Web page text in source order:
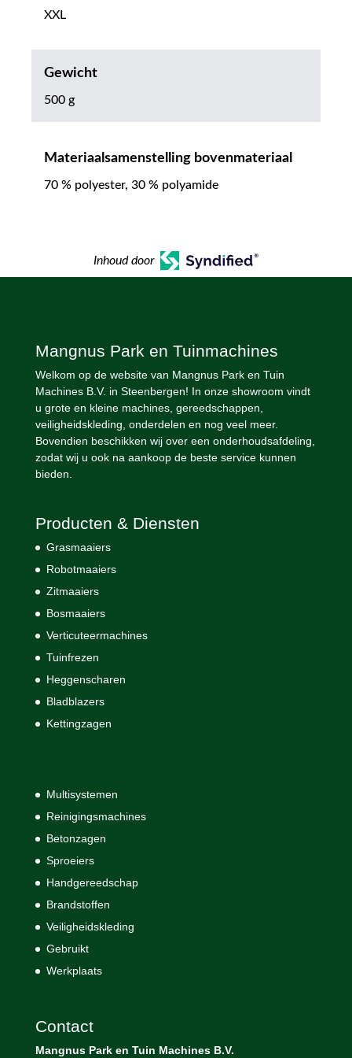
XXL
Gewicht
500 g
Materiaalsamenstelling bovenmateriaal
70 % polyester, 30 % polyamide
Inhoud door
Mangnus Park en Tuinmachines
Welkom op de website van Mangnus Park en Tuin
Machines B.V. in Steenbergen! In onze showroom vindt
u grote en kleine machines, gereedschappen,
veiligheidskleding, onderdelen en nog veel meer.
Bovendien beschikken wij over een onderhoudsafdeling,
zodat wij u ook na aankoop de beste service kunnen
bieden.
Producten & Diensten
Grasmaaiers
Robotmaaiers
Zitmaaiers
Bosmaaiers
Verticuteermachines
Tuinfrezen
Heggenscharen
Bladblazers
Kettingzagen
Multisystemen
Reinigingsmachines
Betonzagen
Sproeiers
Handgereedschap
Brandstoffen
Veiligheidskleding
Gebruikt
Werkplaats
Contact
Mangnus Park en Tuin Machines B.V.